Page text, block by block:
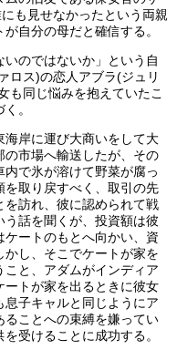
も見せなかったという両親
自分の母だと確信する。
のではないか」という自
ロス)の恋人アブラ(ジュリ
も同じ悩みを抱えていたこ
。
岸に運び大商いをして大
市場へ輸送したが、その
で氷が溶けて野菜が腐っ
取り戻すべく、取引の先
を訪れ、彼に認められて戦
話を聞くが、投資額は彼
ートのもとへ向かい、資
し、そこでケートが家を
と、アダムがインディア
ートが家を出るときに彼女
子キャルと同じようにア
ることへの束縛を嫌ってい
受けることに成功する。